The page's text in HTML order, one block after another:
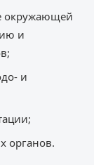
окружающей
и
и
органов.